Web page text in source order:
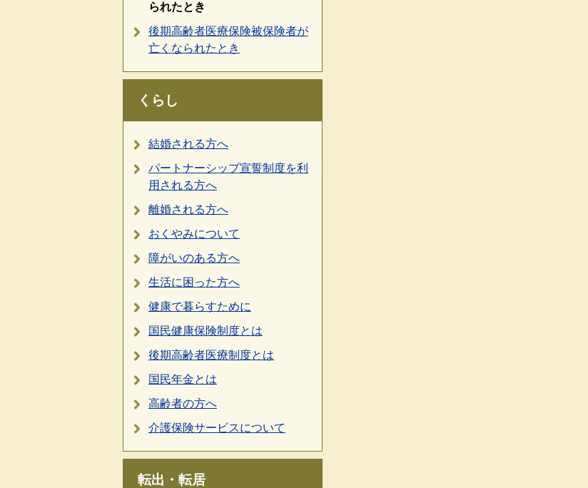
られたとき
後期高齢者医療保険被保険者が
亡くなられたとき
くらし
結婚される方へ
パートナーシップ宣誓制度を利
用される方へ
離婚される方へ
おくやみについて
障がいのある方へ
生活に困った方へ
健康で暮らすために
国民健康保険制度とは
後期高齢者医療制度とは
国民年金とは
高齢者の方へ
介護保険サービスについて
転出・転居